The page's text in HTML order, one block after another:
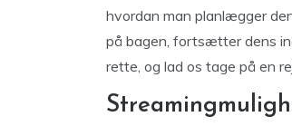
hvordan man planlægger
på bagen, fortsætter dens
rette, og lad os tage på en